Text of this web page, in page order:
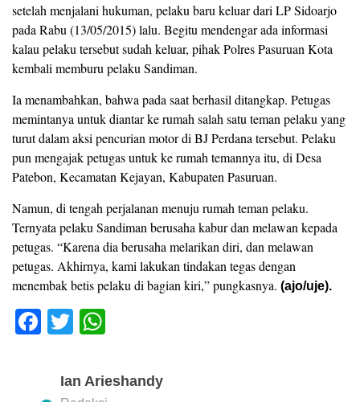
setelah menjalani hukuman, pelaku baru keluar dari LP Sidoarjo
pada Rabu (13/05/2015) lalu. Begitu mendengar ada informasi
kalau pelaku tersebut sudah keluar, pihak Polres Pasuruan Kota
kembali memburu pelaku Sandiman.
Ia menambahkan, bahwa pada saat berhasil ditangkap. Petugas
memintanya untuk diantar ke rumah salah satu teman pelaku yang
turut dalam aksi pencurian motor di BJ Perdana tersebut. Pelaku
pun mengajak petugas untuk ke rumah temannya itu, di Desa
Patebon, Kecamatan Kejayan, Kabupaten Pasuruan.
Namun, di tengah perjalanan menuju rumah teman pelaku.
Ternyata pelaku Sandiman berusaha kabur dan melawan kepada
petugas. “Karena dia berusaha melarikan diri, dan melawan
petugas. Akhirnya, kami lakukan tindakan tegas dengan
menembak betis pelaku di bagian kiri,” pungkasnya. (ajo/uje).
F
T
tt
at
Ian Arieshandy